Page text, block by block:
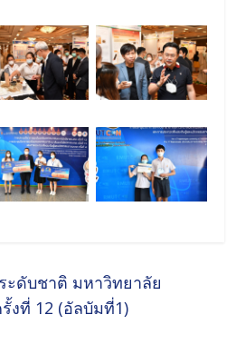
ะดับชาติ มหาวิทยาลัย
งที่ 12 (อัลบัมที่1)